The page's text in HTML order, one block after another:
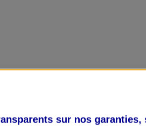
sur nos garanties,